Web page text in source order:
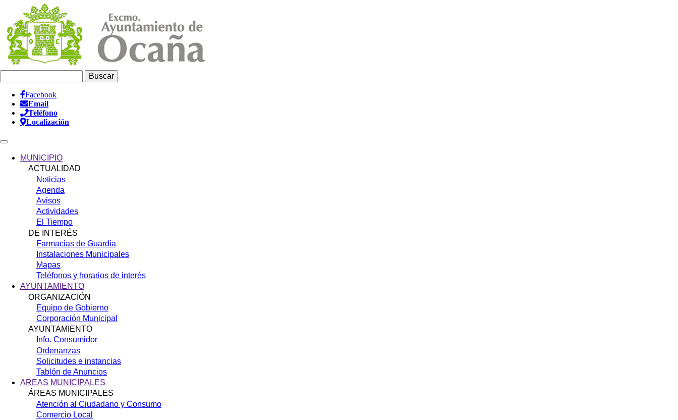
contenido
principal
Información
Header
Facebook
Email
Teléfono
Localización
navigationMUNICIPIO
ACTUALIDAD
Noticias
Agenda
Avisos
Actividades
El Tiempo
DE INTERÉS
Farmacias de Guardia
Instalaciones Municipales
Mapas
Teléfonos y horarios de interés
AYUNTAMIENTO
ORGANIZACIÓN
Equipo de Gobierno
Corporación Municipal
AYUNTAMIENTO
Info. Consumidor
Ordenanzas
Solicitudes e instancias
Tablón de Anuncios
AREAS MUNICIPALES
ÁREAS MUNICIPALES
Atención al Ciudadano y Consumo
Comercio Local